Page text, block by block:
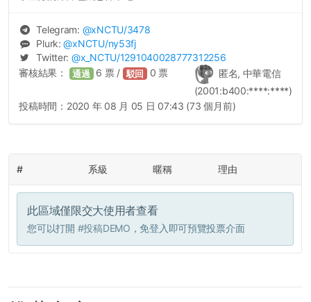
Telegram: @xNCTU/3478
Plurk:@xNCTU/ny53fj
Twitter: @x_NCTU/1291040028777312256
匿名, 中華電信
(2001:b400:****:****)
審核結果： 通過 6 票 / 駁回 0 票
投稿時間： 2020 年 08 月 05 日 07:43 (73 個月前)
# 系級 暱稱 理由
此區域僅限交大使用者查看
您可以打開 #投稿DEMO ，免登入即可預覽投票介面